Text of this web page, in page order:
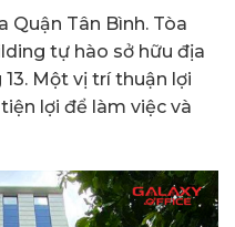
Tân Bình. Tòa
tự hào sở hữu địa
Một vị trí thuận lợi
lợi để làm việc và